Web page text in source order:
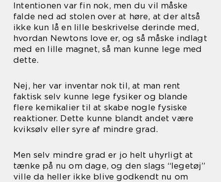
Intentionen var fin nok, men du vil måske
falde ned ad stolen over at høre, at der altså
ikke kun lå en lille beskrivelse derinde med,
hvordan Newtons love er, og så måske indlagt
med en lille magnet, så man kunne lege med
dette.
Nej, her var inventar nok til, at man rent
faktisk selv kunne lege fysiker og blande
flere kemikalier til at skabe nogle fysiske
reaktioner. Dette kunne blandt andet være
kviksølv eller syre af mindre grad.
Men selv mindre grad er jo helt uhyrligt at
tænke på nu om dage, og den slags “legetøj”
ville da heller ikke blive godkendt nu om